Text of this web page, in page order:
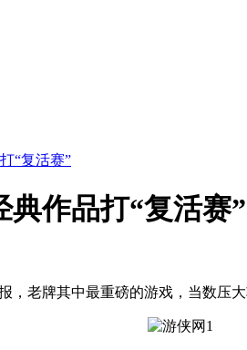
“复活赛”
作品打“复活赛”
，老牌其中最重磅的游戏 ，当数压